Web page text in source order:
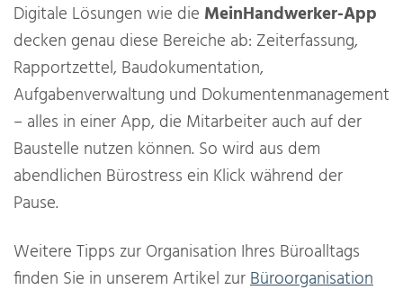
Digitale Lösungen wie die MeinHandwerker-App
decken genau diese Bereiche ab: Zeiterfassung,
Rapportzettel, Baudokumentation,
Aufgabenverwaltung und Dokumentenmanagement
– alles in einer App, die Mitarbeiter auch auf der
Baustelle nutzen können. So wird aus dem
abendlichen Bürostress ein Klick während der
Pause.
Weitere Tipps zur Organisation Ihres Büroalltags
finden Sie in unserem Artikel zurBüroorganisation